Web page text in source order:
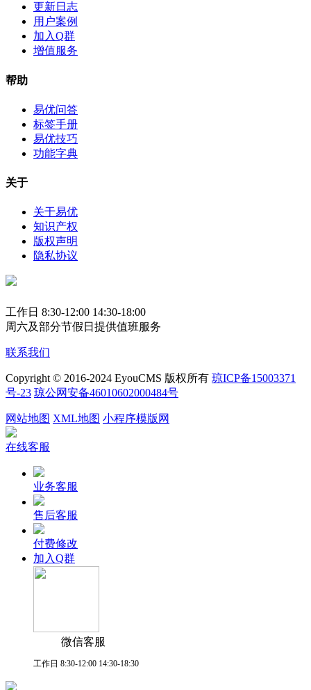
更新日志
用户案例
加入Q群
增值服务
帮助
易优问答
标签手册
易优技巧
功能字典
关于
关于易优
知识产权
版权声明
隐私协议
工作日 8:30-12:00 14:30-18:00
周六及部分节假日提供值班服务
联系我们
Copyright © 2016-2024 EyouCMS 版权所有 琼ICP备15003371
号-23 琼公网安备46010602000484号
网站地图 XML地图 小程序模版网
在线客服
业务客服
售后客服
付费修改
加入Q群
微信客服
工作日 8:30-12:00 14:30-18:30